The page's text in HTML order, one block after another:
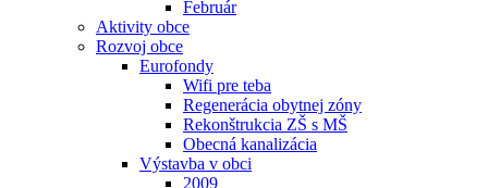
Február
Aktivity obce
Rozvoj obce
Eurofondy
Wifi pre teba
Regenerácia obytnej zóny
Rekonštrukcia ZŠ s MŠ
Obecná kanalizácia
Výstavba v obci
2009